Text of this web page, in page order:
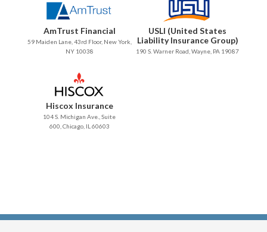
AmTrust Financial
59 Maiden Lane, 43rd Floor, New York,
NY 10038
USLI (United States
Liability Insurance Group)
190 S. Warner Road, Wayne, PA 19087
Hiscox Insurance
104 S. Michigan Ave., Suite
600, Chicago, IL 60603